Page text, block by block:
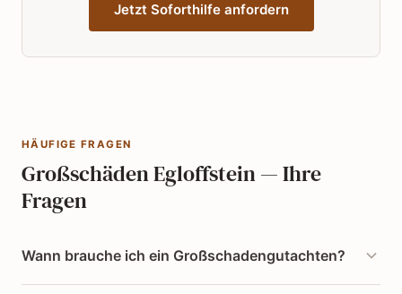
Jetzt Soforthilfe anfordern
HÄUFIGE FRAGEN
Großschäden Egloffstein — Ihre
Fragen
Wann brauche ich ein Großschadengutachten?